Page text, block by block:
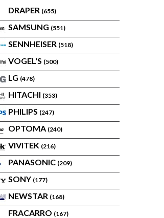
DRAPER (655)
SAMSUNG (551)
SENNHEISER (518)
VOGEL'S (500)
LG (478)
HITACHI (353)
PHILIPS (247)
OPTOMA (240)
VIVITEK (216)
PANASONIC (209)
SONY (177)
NEWSTAR (168)
FRACARRO (167)